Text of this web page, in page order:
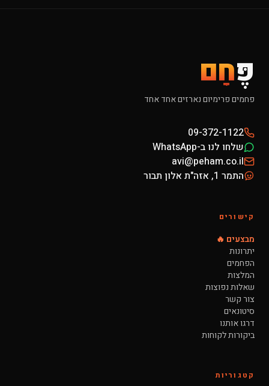
פֶּחָם
פחמים פרימיום נארזים אחד אחד
09-372-1122
שלחו לנו ב-WhatsApp
avi@peham.co.il
התמר 1, אזה"ת אלון תבור
קישורים
מבצעים 🔥
יתרונות
הפחמים
המלצות
שאלות נפוצות
צור קשר
סיטונאים
דרגו אותנו
ביקורות לקוחות
קטגוריות